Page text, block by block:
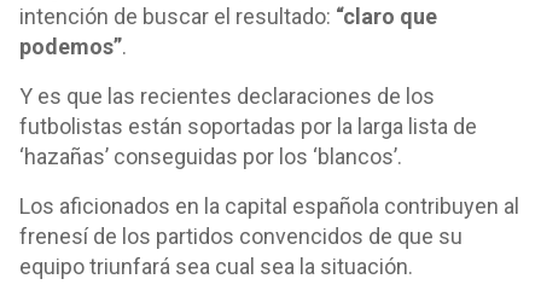
intención de buscar el resultado: “claro que
podemos”.
Y es que las recientes declaraciones de los
futbolistas están soportadas por la larga lista de
‘hazañas’ conseguidas por los ‘blancos’.
Los aficionados en la capital española contribuyen al
frenesí de los partidos convencidos de que su
equipo triunfará sea cual sea la situación.